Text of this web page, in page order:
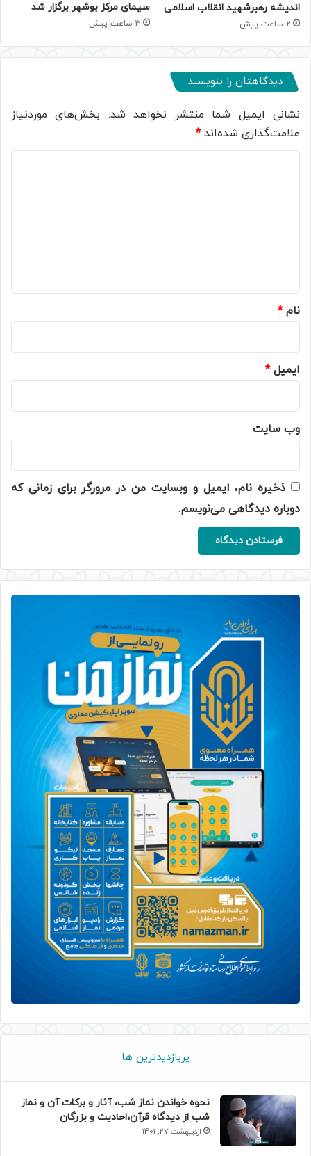
اندیشه رهبرشهید انقلاب اسلامی
2 ساعت پیش
سیمای مرکز بوشهر برگزار شد
3 ساعت پیش
دیدگاهتان را بنویسید
نشانی ایمیل شما منتشر نخواهد شد. بخش‌های موردنیاز
علامت‌گذاری شده‌اند*
نام*
ایمیل*
وب‌ سایت
ذخیره نام، ایمیل و وبسایت من در مرورگر برای زمانی که
دوباره دیدگاهی می‌نویسم.
پربازدیدترین ها
نحوه خواندن نماز شب، آثار و برکات آن و نماز
شب از دیدگاه قرآن،احادیث و بزرگان
اردیبهشت 27, 1401